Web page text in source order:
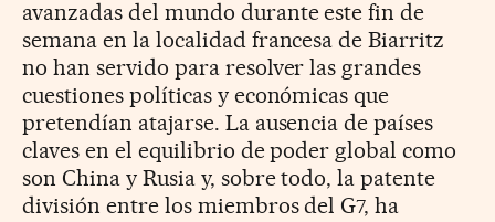
avanzadas del mundo durante este fin de
semana en la localidad francesa de Biarritz
no han servido para resolver las grandes
cuestiones políticas y económicas que
pretendían atajarse. La ausencia de países
claves en el equilibrio de poder global como
son China y Rusia y, sobre todo, la patente
división entre los miembros del G7, ha